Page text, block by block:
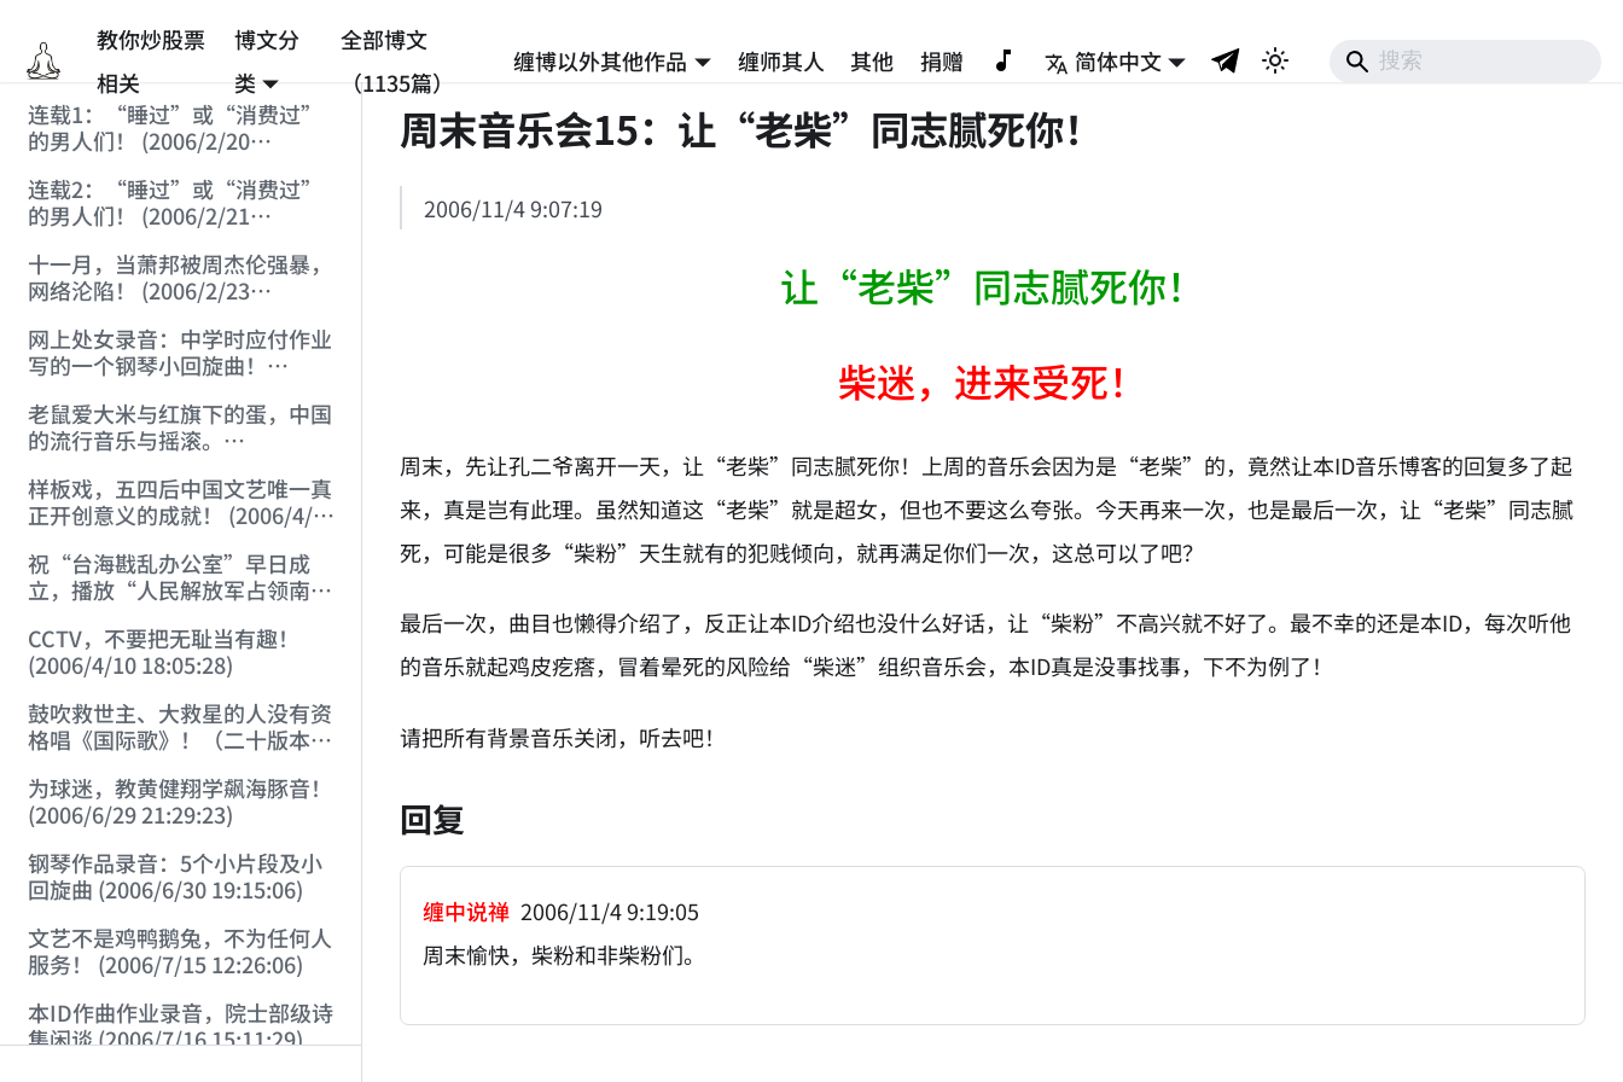
教你炒股票
相关
博文分
类
全部博文
（1135篇）
缠博以外其他作品 缠师其人 其他 捐赠
简体中文
连载1：“睡过”或“消费过”
的男人们！ (2006/2/20
连载2：“睡过”或“消费过”
的男人们！ (2006/2/21
十一月，当萧邦被周杰伦强暴，
网络沦陷！ (2006/2/23
网上处女录音：中学时应付作业
写的一个钢琴小回旋曲！
老鼠爱大米与红旗下的蛋，中国
的流行音乐与摇滚。
样板戏，五四后中国文艺唯一真
正开创意义的成就！ (2006/4/4
祝“台海戡乱办公室”早日成
立，播放“人民解放军占领南
16:24:42)
CCTV，不要把无耻当有趣！
(2006/4/10 18:05:28)
鼓吹救世主、大救星的人没有资
格唱《国际歌》！（二十版本
21:08:00)
为球迷，教黄健翔学飙海豚音！
(2006/6/29 21:29:23)
钢琴作品录音：5个小片段及小
回旋曲 (2006/6/30 19:15:06)
文艺不是鸡鸭鹅兔，不为任何人
服务！ (2006/7/15 12:26:06)
本ID作曲作业录音，院士部级诗
集闲谈 (2006/7/16 15:11:29)
周末音乐会15：让“老柴”同志腻死你！
2006/11/4 9:07:19
让“老柴”同志腻死你！
柴迷，进来受死！
周末，先让孔二爷离开一天，让“老柴”同志腻死你！上周的音乐会因为是“老柴”的，竟然让本ID音乐博客的回复多了起
来，真是岂有此理。虽然知道这“老柴”就是超女，但也不要这么夸张。今天再来一次，也是最后一次，让“老柴”同志腻
死，可能是很多“柴粉”天生就有的犯贱倾向，就再满足你们一次，这总可以了吧？
最后一次，曲目也懒得介绍了，反正让本ID介绍也没什么好话，让“柴粉”不高兴就不好了。最不幸的还是本ID，每次听他
的音乐就起鸡皮疙瘩，冒着晕死的风险给“柴迷”组织音乐会，本ID真是没事找事，下不为例了！
请把所有背景音乐关闭，听去吧！
回复
缠中说禅 2006/11/4 9:19:05
周末愉快，柴粉和非柴粉们。